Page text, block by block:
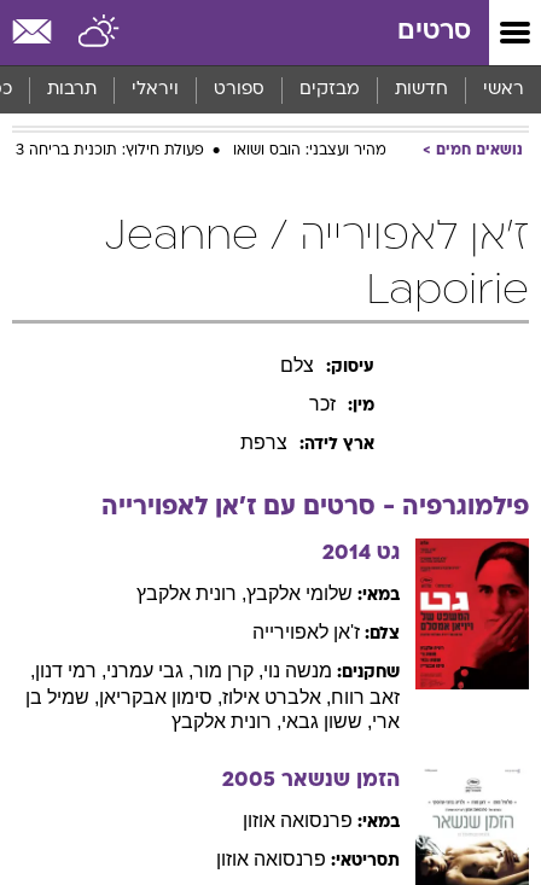
סרטים
ראשי חדשות מבזקים ספורט ויראלי תרבות
נושאים חמים מהיר ועצבני: הובס ושואו פעולת חילוץ: תוכנית בריחה 3
ז'אן לאפוירייה / Jeanne
Lapoirie
עיסוק: צלם
מין: זכר
ארץ לידה: צרפת
פילמוגרפיה - סרטים עם ז'אן לאפוירייה
גט 2014
במאי: שלומי אלקבץ, רונית אלקבץ
צלם: ז'אן לאפוירייה
שחקנים: מנשה נוי, קרן מור, גבי עמרני, רמי דנון,
זאב רווח, אלברט אילוז, סימון אבקריאן, שמיל בן
ארי, ששון גבאי, רונית אלקבץ
הזמן שנשאר 2005
במאי: פרנסואה אוזון
תסריטאי: פרנסואה אוזון